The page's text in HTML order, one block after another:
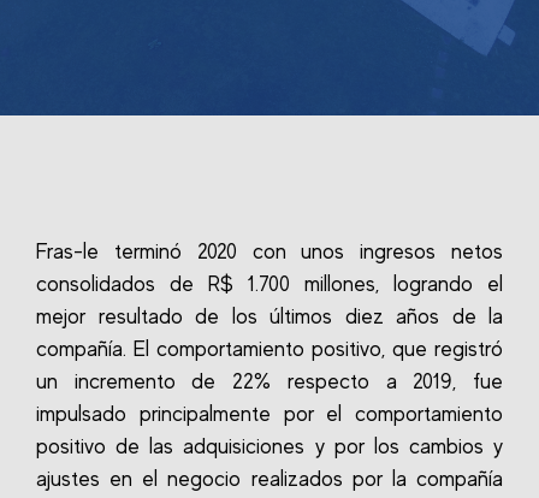
Fras-le terminó 2020 con unos ingresos netos
consolidados de R$ 1.700 millones, logrando el
mejor resultado de los últimos diez años de la
compañía. El comportamiento positivo, que registró
un incremento de 22% respecto a 2019, fue
impulsado principalmente por el comportamiento
positivo de las adquisiciones y por los cambios y
ajustes en el negocio realizados por la compañía